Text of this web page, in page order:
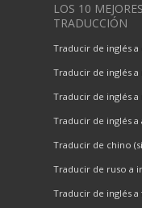
LOS 10
TRADUCCIÓN
Traducir de inglés a
Traducir de inglés a
Traducir de inglés
Traducir de inglés a
Traducir de chino
Traducir de ruso a
Traducir de inglés a